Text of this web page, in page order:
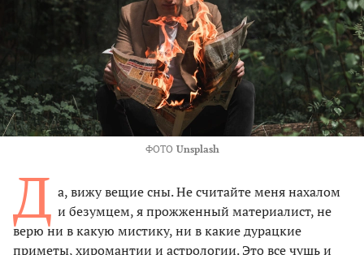
ФОТО Unsplash
Д а, вижу вещие сны. Не считайте меня нахалом
и безумцем, я прожженный материалист, не
верю ни в какую мистику, ни в какие дурацкие
приметы, хиромантии и астрологии. Это все чушь и